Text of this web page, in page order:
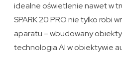
idealne oświetlenie nawet w
SPARK 20 PRO nie tylko robi
aparatu – wbudowany
technologia AI w obiektywie